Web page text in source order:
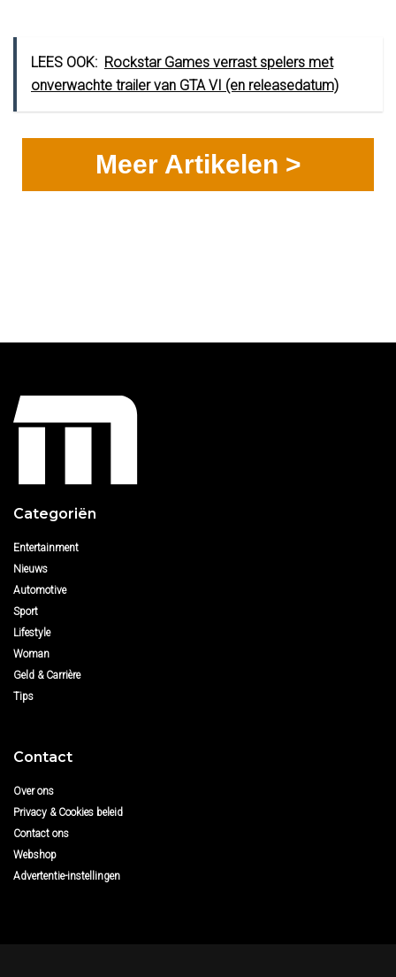
LEES OOK: Rockstar Games verrast spelers met
onverwachte trailer van GTA VI (en releasedatum)
Meer Artikelen >
Categoriën
Entertainment
Nieuws
Automotive
Sport
Lifestyle
Woman
Geld & Carrière
Tips
Contact
Over ons
Privacy & Cookies beleid
Contact ons
Webshop
Advertentie-instellingen